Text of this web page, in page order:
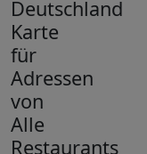
Deutschland
Karte
für
Adressen
von
Alle
Restaurants